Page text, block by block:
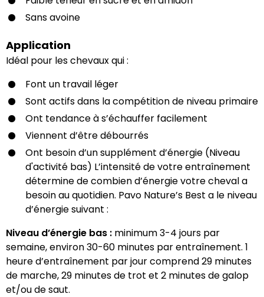
Sans avoine
Application
Idéal pour les chevaux qui :
Font un travail léger
Sont actifs dans la compétition de niveau primaire
Ont tendance à s’échauffer facilement
Viennent d’être débourrés
Ont besoin d’un supplément d’énergie (Niveau
d'activité bas) L’intensité de votre entraînement
détermine de combien d’énergie votre cheval a
besoin au quotidien. Pavo Nature’s Best a le niveau
d’énergie suivant :
Niveau d’énergie bas : minimum 3-4 jours par
semaine, environ 30-60 minutes par entraînement. 1
heure d’entraînement par jour comprend 29 minutes
de marche, 29 minutes de trot et 2 minutes de galop
et/ou de saut.